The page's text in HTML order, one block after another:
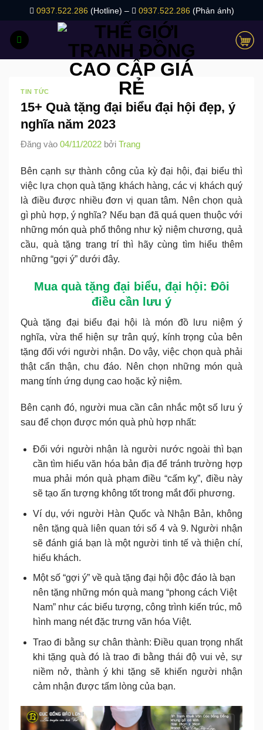
nội
dung
0937.522.286 (Hotline) – 0937.522.286 (Phản ánh)
TIN TỨC
15+ Quà tặng đại biểu đại hội đẹp, ý
nghĩa năm 2023
Đăng vào 04/11/2022 bởi Trang
Bên cạnh sự thành công của kỳ đại hội, đại biểu thì
việc lựa chọn quà tặng khách hàng, các vị khách quý
là điều được nhiều đơn vị quan tâm. Nên chọn quà
gì phù hợp, ý nghĩa? Nếu bạn đã quá quen thuộc với
những món quà phổ thông như kỷ niệm chương, quả
cầu, quà tặng trang trí thì hãy cùng tìm hiểu thêm
những “gợi ý” dưới đây.
Mua quà tặng đại biểu, đại hội: Đôi
điều cần lưu ý
Quà tặng đại biểu đại hội là món đồ lưu niệm ý
nghĩa, vừa thể hiện sự trân quý, kính trọng của bên
tặng đối với người nhận. Do vậy, việc chọn quà phải
thật cẩn thận, chu đáo. Nên chọn những món quà
mang tính ứng dụng cao hoặc kỷ niệm.
Bên cạnh đó, người mua cần cân nhắc một số lưu ý
sau để chọn được món quà phù hợp nhất:
Đối với người nhận là người nước ngoài thì bạn
cần tìm hiểu văn hóa bản địa để tránh trường hợp
mua phải món quà phạm điều “cấm kỵ”, điều này
sẽ tạo ấn tượng không tốt trong mắt đối phương.
Ví dụ, với người Hàn Quốc và Nhận Bản, không
nên tặng quà liên quan tới số 4 và 9. Người nhận
sẽ đánh giá bạn là một người tinh tế và thiện chí,
hiếu khách.
Một số “gợi ý” về quà tặng đại hội độc đáo là bạn
nên tặng những món quà mang “phong cách Việt
Nam” như các biểu tượng, công trình kiến trúc, mô
hình mang nét đặc trưng văn hóa Việt.
Trao đi bằng sự chân thành: Điều quan trọng nhất
khi tặng quà đó là trao đi bằng thái độ vui vẻ, sự
niềm nở, thành ý khi tặng sẽ khiến người nhận
cảm nhận được tấm lòng của bạn.